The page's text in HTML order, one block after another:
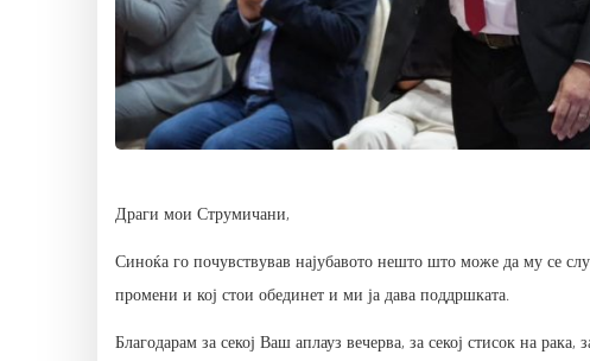
Драги мои Струмичани,
Синоќа го почувствував најубавото нешто што може да му се
промени и кој стои обединет и ми ја дава поддршката.
Благодарам за секој Ваш аплауз вечерва, за секој стисок на рака,